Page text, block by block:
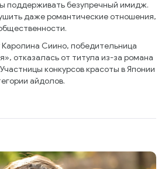
поддерживать безупречный имидж.
даже романтические отношения,
Сиино, победительница
отказалась от титула из-за романа
конкурсов красоты в Японии
айдолов.